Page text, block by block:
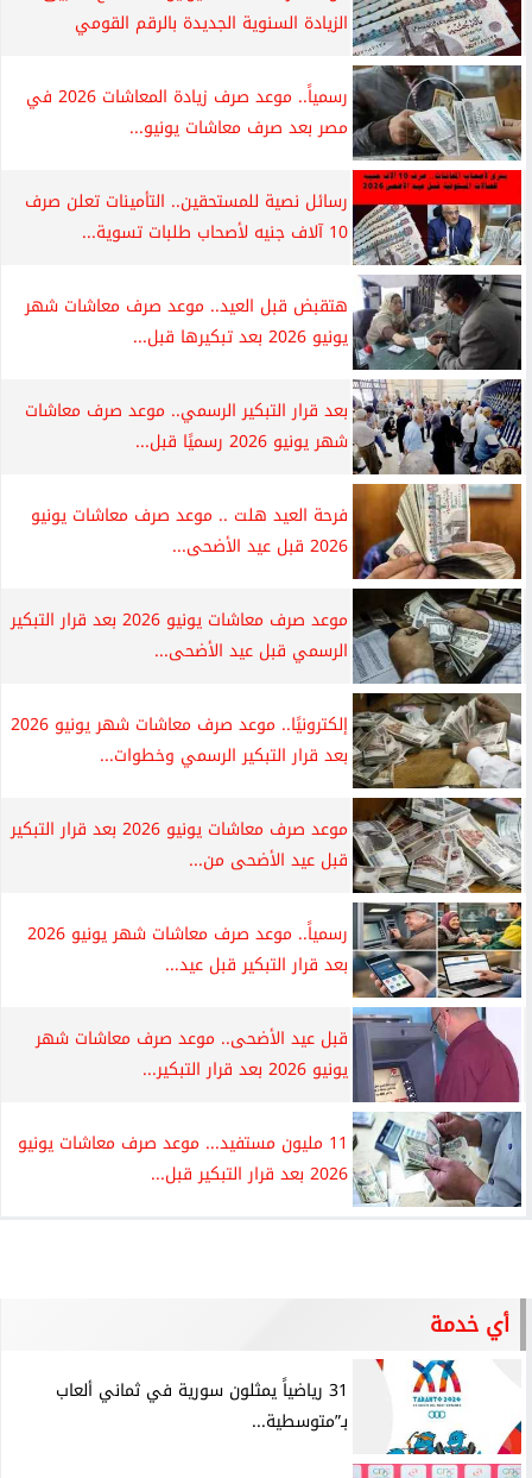
الزيادة السنوية الجديدة بالرقم القومي
رسمياً.. موعد صرف زيادة المعاشات 2026 في
مصر بعد صرف معاشات يونيو...
رسائل نصية للمستحقين.. التأمينات تعلن صرف
10 آلاف جنيه لأصحاب طلبات تسوية...
هتقبض قبل العيد.. موعد صرف معاشات شهر
يونيو 2026 بعد تبكيرها قبل...
بعد قرار التبكير الرسمي.. موعد صرف معاشات
شهر يونيو 2026 رسميًا قبل...
فرحة العيد هلت .. موعد صرف معاشات يونيو
2026 قبل عيد الأضحى...
موعد صرف معاشات يونيو 2026 بعد قرار التبكير
الرسمي قبل عيد الأضحى...
إلكترونيًا.. موعد صرف معاشات شهر يونيو 2026
بعد قرار التبكير الرسمي وخطوات...
موعد صرف معاشات يونيو 2026 بعد قرار التبكير
قبل عيد الأضحى من...
رسمياً.. موعد صرف معاشات شهر يونيو 2026
بعد قرار التبكير قبل عيد...
قبل عيد الأضحى.. موعد صرف معاشات شهر
يونيو 2026 بعد قرار التبكير...
11 مليون مستفيد... موعد صرف معاشات يونيو
2026 بعد قرار التبكير قبل...
أي خدمة
31 رياضياً يمثلون سورية في ثماني ألعاب
بـ”متوسطية...